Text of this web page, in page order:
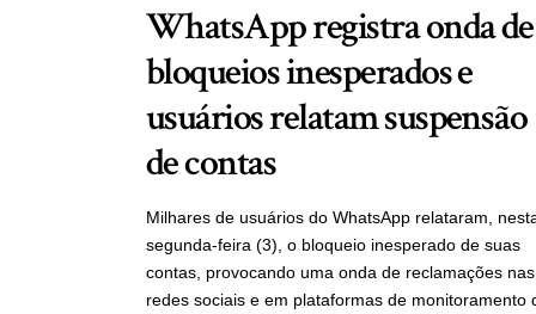
WhatsApp registra onda de
bloqueios inesperados e
usuários relatam suspensão
de contas
Milhares de usuários do WhatsApp relataram,
segunda-feira (3), o bloqueio inesperado de suas
contas, provocando uma onda de reclamações nas
redes sociais e em plataformas de monitoramento